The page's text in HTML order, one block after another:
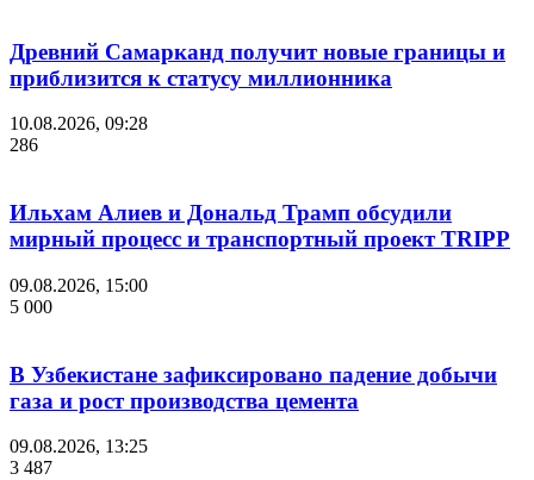
Древний Самарканд получит новые границы и
приблизится к статусу миллионника
10.08.2026, 09:28
286
Ильхам Алиев и Дональд Трамп обсудили
мирный процесс и транспортный проект TRIPP
09.08.2026, 15:00
5 000
В Узбекистане зафиксировано падение добычи
газа и рост производства цемента
09.08.2026, 13:25
3 487